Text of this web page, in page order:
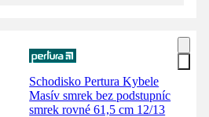
Schodisko Pertura Kybele
Masív smrek bez podstupníc
smrek rovné 61,5 cm 12/13